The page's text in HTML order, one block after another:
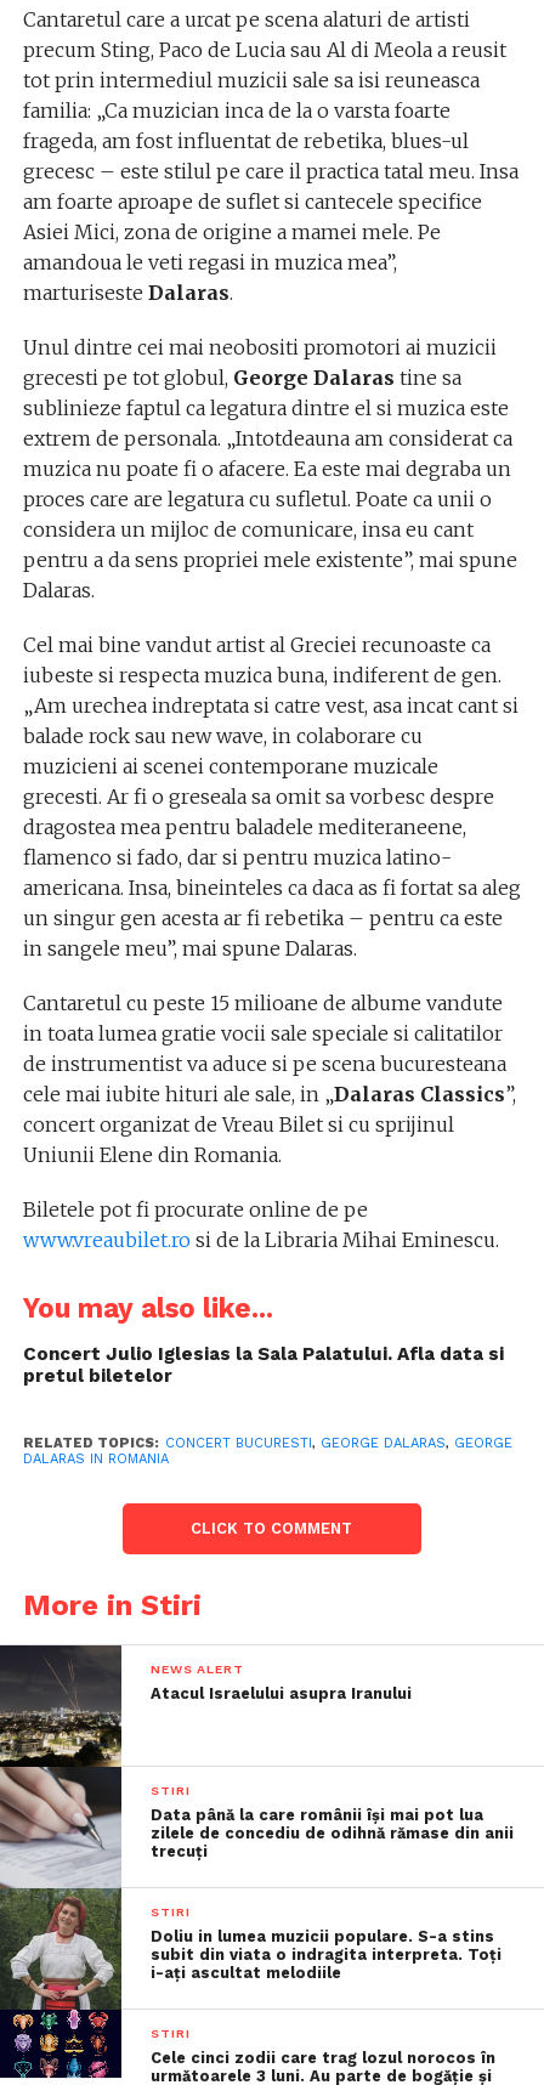
Cantaretul care a urcat pe scena alaturi de artisti
precum Sting, Paco de Lucia sau Al di Meola a reusit
tot prin intermediul muzicii sale sa isi reuneasca
familia: „Ca muzician inca de la o varsta foarte
frageda, am fost influentat de rebetika, blues-ul
grecesc – este stilul pe care il practica tatal meu. Insa
am foarte aproape de suflet si cantecele specifice
Asiei Mici, zona de origine a mamei mele. Pe
amandoua le veti regasi in muzica mea”,
marturiseste Dalaras.
Unul dintre cei mai neobositi promotori ai muzicii
grecesti pe tot globul, George Dalaras tine sa
sublinieze faptul ca legatura dintre el si muzica este
extrem de personala. „Intotdeauna am considerat ca
muzica nu poate fi o afacere. Ea este mai degraba un
proces care are legatura cu sufletul. Poate ca unii o
considera un mijloc de comunicare, insa eu cant
pentru a da sens propriei mele existente”, mai spune
Dalaras.
Cel mai bine vandut artist al Greciei recunoaste ca
iubeste si respecta muzica buna, indiferent de gen.
„Am urechea indreptata si catre vest, asa incat cant si
balade rock sau new wave, in colaborare cu
muzicieni ai scenei contemporane muzicale
grecesti. Ar fi o greseala sa omit sa vorbesc despre
dragostea mea pentru baladele mediteraneene,
flamenco si fado, dar si pentru muzica latino-
americana. Insa, bineinteles ca daca as fi fortat sa aleg
un singur gen acesta ar fi rebetika – pentru ca este
in sangele meu”, mai spune Dalaras.
Cantaretul cu peste 15 milioane de albume vandute
in toata lumea gratie vocii sale speciale si calitatilor
de instrumentist va aduce si pe scena bucuresteana
cele mai iubite hituri ale sale, in „Dalaras Classics”,
concert organizat de Vreau Bilet si cu sprijinul
Uniunii Elene din Romania.
Biletele pot fi procurate online de pe
www.vreaubilet.rosi de la Libraria Mihai Eminescu.
You may also like...
Concert Julio Iglesias la Sala Palatului. Afla data si
pretul biletelor
RELATED TOPICS: CONCERT BUCURESTI, GEORGE DALARAS, GEORGE
DALARAS IN ROMANIA
CLICK TO COMMENT
More in Stiri
NEWS ALERT
Atacul Israelului asupra Iranului
STIRI
Data până la care românii îşi mai pot lua
zilele de concediu de odihnă rămase din anii
trecuţi
STIRI
Doliu in lumea muzicii populare. S-a stins
subit din viata o indragita interpreta. Toți
i-ați ascultat melodiile
STIRI
Cele cinci zodii care trag lozul norocos în
următoarele 3 luni. Au parte de bogăție și